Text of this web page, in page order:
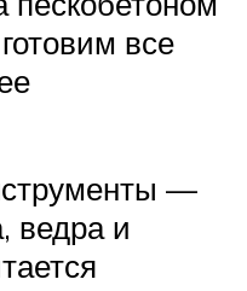
все
—
ведра и